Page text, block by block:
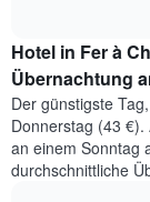
den
Zimmerpreis
im
jeweiligen
Monat
an.
Hotel in Fer à
Übernachtung
Der günstigste
Donnerstag (43
an einem Sonntag
durchschnittliche